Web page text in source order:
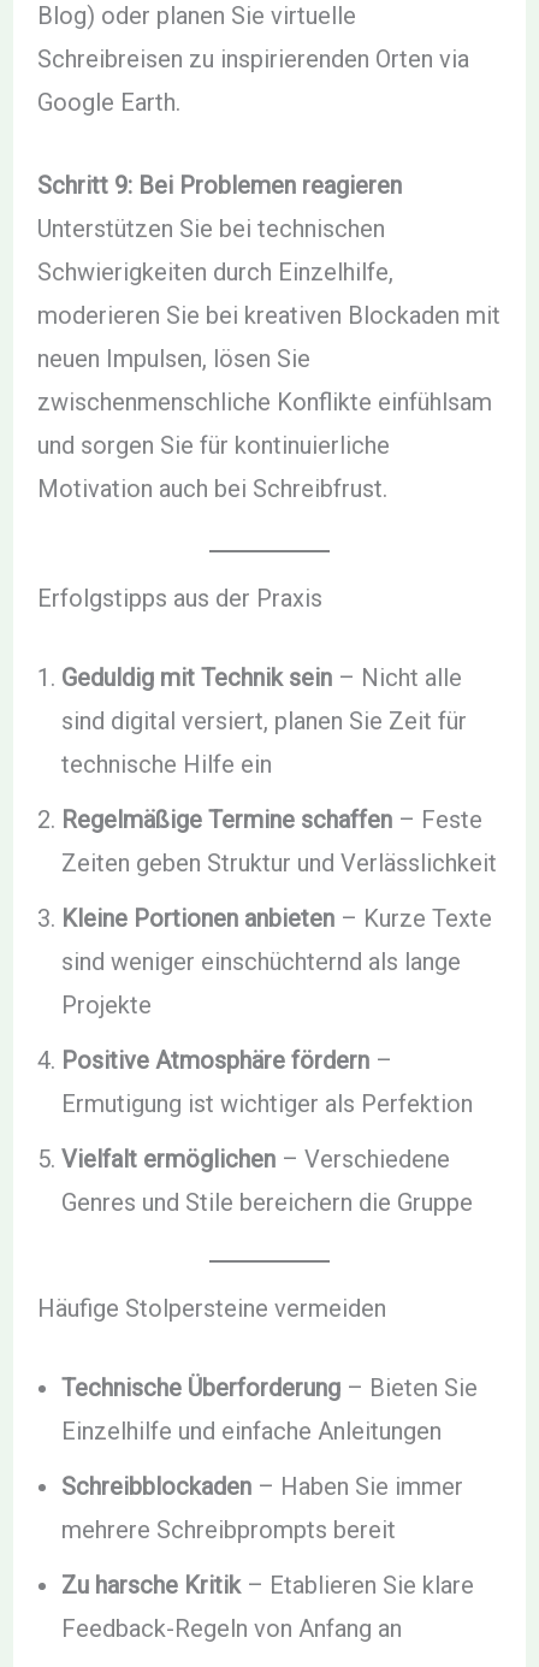
Blog) oder planen Sie virtuelle
Schreibreisen zu inspirierenden Orten via
Google Earth.
Schritt 9: Bei Problemen reagieren
Unterstützen Sie bei technischen
Schwierigkeiten durch Einzelhilfe,
moderieren Sie bei kreativen Blockaden mit
neuen Impulsen, lösen Sie
zwischenmenschliche Konflikte einfühlsam
und sorgen Sie für kontinuierliche
Motivation auch bei Schreibfrust.
Erfolgstipps aus der Praxis
Geduldig mit Technik sein– Nicht alle
sind digital versiert, planen Sie Zeit für
technische Hilfe ein
Regelmäßige Termine schaffen– Feste
Zeiten geben Struktur und Verlässlichkeit
Kleine Portionen anbieten– Kurze Texte
sind weniger einschüchternd als lange
Projekte
Positive Atmosphäre fördern–
Ermutigung ist wichtiger als Perfektion
Vielfalt ermöglichen– Verschiedene
Genres und Stile bereichern die Gruppe
Häufige Stolpersteine vermeiden
Technische Überforderung– Bieten Sie
Einzelhilfe und einfache Anleitungen
Schreibblockaden– Haben Sie immer
mehrere Schreibprompts bereit
Zu harsche Kritik– Etablieren Sie klare
Feedback-Regeln von Anfang an